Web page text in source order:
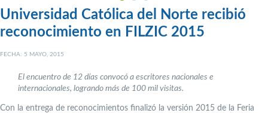
Universidad Católica del Norte recibió
reconocimiento en FILZIC 2015
FECHA: 5 MAYO, 2015
El encuentro de 12 días convocó a escritores nacionales e
internacionales, logrando más de 100 mil visitas.
Con la entrega de reconocimientos finalizó la versión 2015 de la Feria